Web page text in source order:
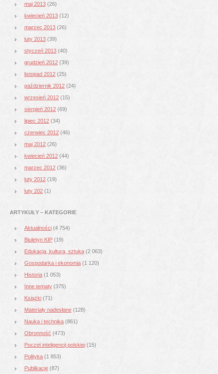
maj 2013 (26)
kwiecień 2013 (12)
marzec 2013 (26)
luty 2013 (39)
styczeń 2013 (40)
grudzień 2012 (39)
listopad 2012 (25)
październik 2012 (24)
wrzesień 2012 (15)
sierpień 2012 (69)
lipiec 2012 (34)
czerwiec 2012 (46)
maj 2012 (26)
kwiecień 2012 (44)
marzec 2012 (36)
luty 2012 (19)
luty 202 (1)
ARTYKUŁY – KATEGORIE
Aktualności (4 754)
Biuletyn KIP (19)
Edukacja, kultura, sztuka (2 063)
Gospodarka i ekonomia (1 120)
Historia (1 053)
Inne tematy (375)
Książki (71)
Materiały nadesłane (128)
Nauka i technika (861)
Obronność (473)
Poczet inteligencji polskiej (15)
Polityka (1 853)
Publikacje (87)